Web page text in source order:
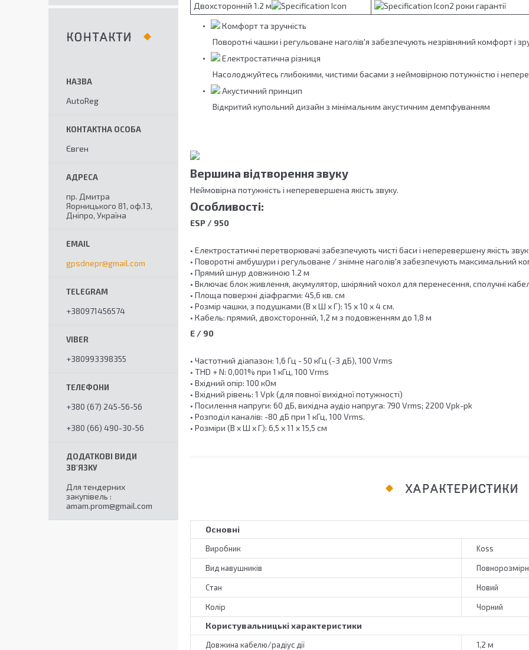
Двохсторонній 1.2 м
2 роки гарантії
Комфорт та зручність
Поворотні чашки і регульоване наголів'я забезпечують незрівняний комфорт і
Електростатична різниця
Насолоджуйтесь глибокими, чистими басами з неймовірною потужністю і
Акустичний принцип
Відкритий купольний дизайн з мінімальним акустичним демпфуванням
Вершина відтворення звуку
Неймовірна потужність і неперевершена якість звуку.
Особливості:
ESP / 950
• Електростатичні перетворювачі забезпечують чисті баси і неперевершену якість
• Поворотні амбушури і регульоване / знімне наголів'я забезпечують максимальний
• Прямий шнур довжиною 1.2 м
• Включає блок живлення, акумулятор, шкіряний чохол для перенесення, сполучні
• Площа поверхні діафрагми: 45,6 кв. cм
• Розмір чашки, з подушками (В x Ш x Г): 15 x 10 x 4 см.
• Кабель: прямий, двохсторонній, 1,2 м з подовженням до 1,8 м
E / 90
• Частотний діапазон: 1,6 Гц - 50 кГц (-3 дБ), 100 Vrms
• THD + N: 0,001% при 1 кГц, 100 Vrms
• Вхідний опір: 100 кОм
• Вхідний рівень: 1 Vpk (для повної вихідної потужності)
• Посилення напруги: 60 дБ, вихідна аудіо напруга: 790 Vrms; 2200 Vpk-pk
• Розподіл каналів: -80 дБ при 1 кГц, 100 Vrms.
• Розміри (В x Ш x Г): 6,5 x 11 x 15,5 см
ХАРАКТЕРИСТИКИ
Основні
Виробник Koss
Вид навушників
Стан Новий
Колір Чорний
Користувальницькі характеристики
Довжина кабелю/радіус дії 1,2 м
КОНТАКТИ
AutoReg
Євген
пр. Дмитра
Яорницького 81, оф.13,
Дніпро, Україна
gpsdnepr@gmail.com
+380971456574
+380993398355
+380 (67) 245-56-56
+380 (66) 490-30-56
Для тендерних
закупівель
amam.prom@gmail.com